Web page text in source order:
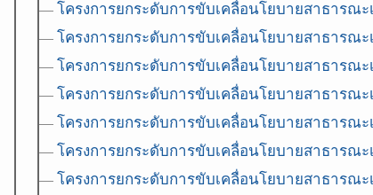
โครงการยกระดับการขับเคลื่อนโยบายสาธารณ
โครงการยกระดับการขับเคลื่อนโยบายสาธารณ
โครงการยกระดับการขับเคลื่อนโยบายสาธารณ
โครงการยกระดับการขับเคลื่อนโยบายสาธารณ
โครงการยกระดับการขับเคลื่อนโยบายสาธารณ
โครงการยกระดับการขับเคลื่อนโยบายสาธารณ
โครงการยกระดับการขับเคลื่อนโยบายสาธารณ